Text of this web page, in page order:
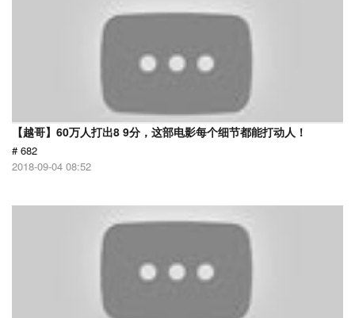
【越哥】60万人打出8 9分，这部电影每个细节都能打动人！
# 682
2018-09-04 08:52